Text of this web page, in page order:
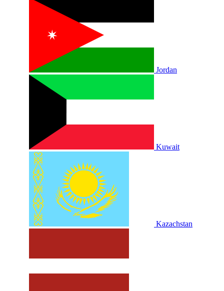
Jordan
Kuwait
Kazachstan